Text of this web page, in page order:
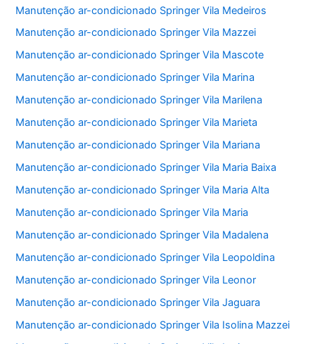
Manutenção ar-condicionado Springer Vila Medeiros
Manutenção ar-condicionado Springer Vila Mazzei
Manutenção ar-condicionado Springer Vila Mascote
Manutenção ar-condicionado Springer Vila Marina
Manutenção ar-condicionado Springer Vila Marilena
Manutenção ar-condicionado Springer Vila Marieta
Manutenção ar-condicionado Springer Vila Mariana
Manutenção ar-condicionado Springer Vila Maria Baixa
Manutenção ar-condicionado Springer Vila Maria Alta
Manutenção ar-condicionado Springer Vila Maria
Manutenção ar-condicionado Springer Vila Madalena
Manutenção ar-condicionado Springer Vila Leopoldina
Manutenção ar-condicionado Springer Vila Leonor
Manutenção ar-condicionado Springer Vila Jaguara
Manutenção ar-condicionado Springer Vila Isolina Mazzei